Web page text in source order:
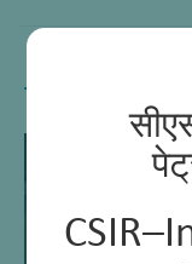
Technician